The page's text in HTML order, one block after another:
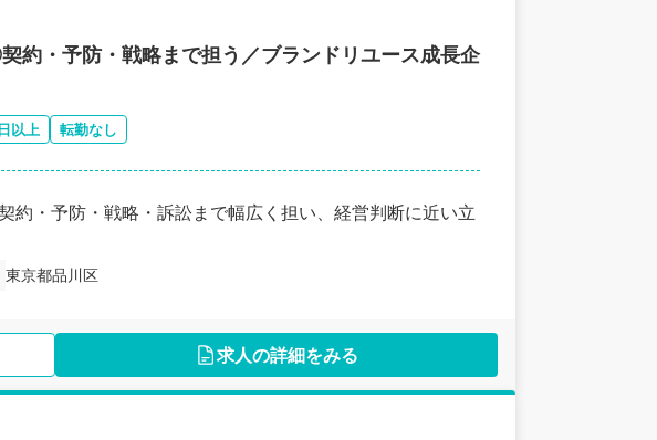
約・予防・戦略まで担う／ブランドリユース成長企
以上 転勤なし
約・予防・戦略・訴訟まで幅広く担い、経営判断に近い立
東京都品川区
求人の詳細をみる